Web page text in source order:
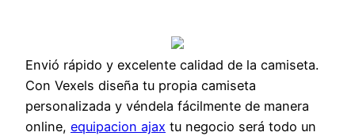
Envió rápido y excelente calidad de la camiseta.
Con Vexels diseña tu propia camiseta
personalizada y véndela fácilmente de manera
online, equipacion ajax tu negocio será todo un